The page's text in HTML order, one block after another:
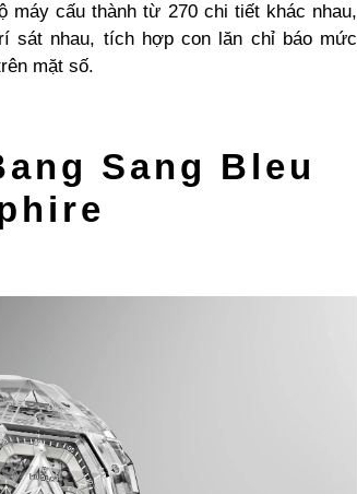
máy cấu thành từ 270 chi tiết khác nhau,
sát nhau, tích hợp con lăn chỉ báo mức
mặt số.
Sang Bleu